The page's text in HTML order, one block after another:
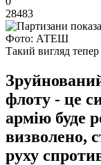
28483
Фото: АТЕШ
Такий вигляд
флоту - це
армію буде
визволено,
руху